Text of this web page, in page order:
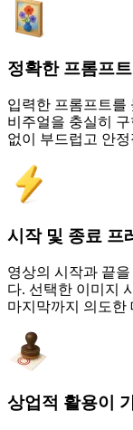
정확한 프롬프
입력한 프롬프트를
비주얼을 충실히
없이 부드럽고 안
시작 및 종료 프
영상의 시작과 끝
다. 선택한 이미지
마지막까지 의도한
상업적 활용이